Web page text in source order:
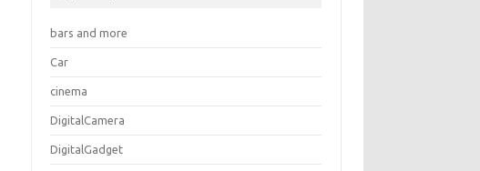
bars and more
Car
cinema
DigitalCamera
DigitalGadget